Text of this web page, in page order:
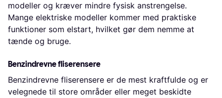
modeller og kræver mindre fysisk anstrengelse.
Mange elektriske modeller kommer med praktiske
funktioner som elstart, hvilket gør dem nemme at
tænde og bruge.
Benzindrevne fliserensere
Benzindrevne fliserensere er de mest kraftfulde og er
velegnede til store områder eller meget beskidte